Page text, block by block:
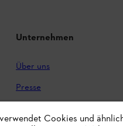
Unternehmen
Über uns
Presse
Cookies und